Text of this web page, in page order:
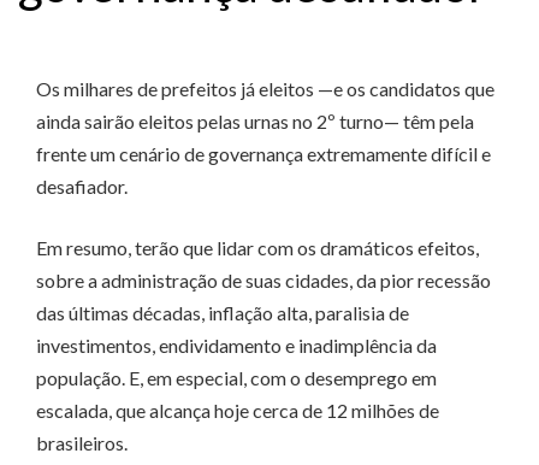
Os milhares de prefeitos já eleitos —e os candidatos que
ainda sairão eleitos pelas urnas no 2º turno— têm pela
frente um cenário de governança extremamente difícil e
desafiador.
Em resumo, terão que lidar com os dramáticos efeitos,
sobre a administração de suas cidades, da pior recessão
das últimas décadas, inflação alta, paralisia de
investimentos, endividamento e inadimplência da
população. E, em especial, com o desemprego em
escalada, que alcança hoje cerca de 12 milhões de
brasileiros.